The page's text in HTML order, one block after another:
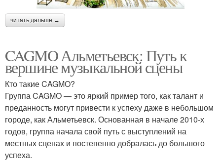
читать дальше →
CAGMO Альметьевск: Путь к
вершине музыкальной сцены
Кто такие CAGMO?
Группа CAGMO — это яркий пример того, как талант и
преданность могут привести к успеху даже в небольшом
городе, как Альметьевск. Основанная в начале 2010-х
годов, группа начала свой путь с выступлений на
местных сценах и постепенно добралась до большого
успеха.